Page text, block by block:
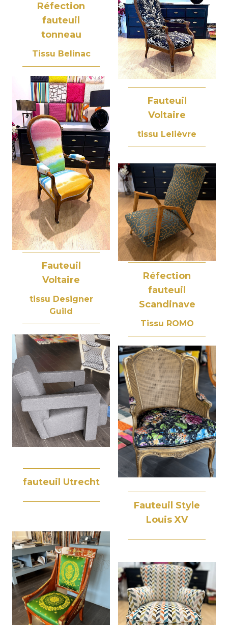
Réfection
fauteuil
tonneau
Tissu Belinac
Fauteuil
Voltaire
tissu Lelièvre
Fauteuil
Voltaire
tissu Designer
Guild
Réfection
fauteuil
Scandinave
Tissu ROMO
fauteuil Utrecht
Fauteuil Style
Louis XV